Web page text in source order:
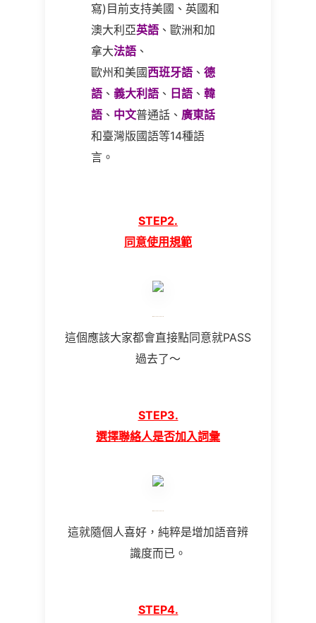
寫)目前支持美國、英國和
澳大利亞英語 、歐洲和加
拿大法語 、
歐州和美國西班牙語 、 德
語 、 義大利語 、 日語 、 韓
語 、 中文普通話、 廣東話
和臺灣版國語等14種語
言。
STEP2.
同意使用規範
這個應該大家都會直接點同意就PASS
過去了～
STEP3.
選擇聯絡人是否加入詞彙
這就隨個人喜好，純粹是增加語音辨
識度而已。
STEP4.